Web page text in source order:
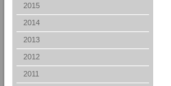
2015
2014
2013
2012
2011